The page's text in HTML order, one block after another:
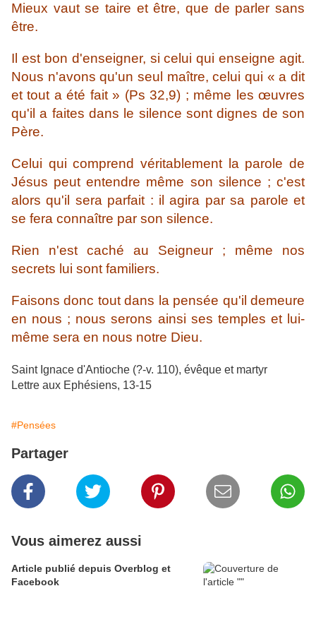
Mieux vaut se taire et être, que de parler sans
être.
Il est bon d'enseigner, si celui qui enseigne agit.
Nous n'avons qu'un seul maître, celui qui « a dit
et tout a été fait » (Ps 32,9) ; même les œuvres
qu'il a faites dans le silence sont dignes de son
Père.
Celui qui comprend véritablement la parole de
Jésus peut entendre même son silence ; c'est
alors qu'il sera parfait : il agira par sa parole et
se fera connaître par son silence.
Rien n'est caché au Seigneur ; même nos
secrets lui sont familiers.
Faisons donc tout dans la pensée qu'il demeure
en nous ; nous serons ainsi ses temples et lui-
même sera en nous notre Dieu.
Saint Ignace d'Antioche (?-v. 110), évêque et martyr
Lettre aux Ephésiens, 13-15
#Pensées
Partager
Vous aimerez aussi
Article publié depuis Overblog et
Facebook